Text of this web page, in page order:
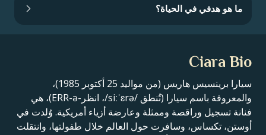
ما هو هدفي في الحياة؟
Ciara Bio
سيارا برينسيس هاريس (من مواليد 25 أكتوبر 1985)،
والمعروفة باسم سيارا (تُنطق /siːˈɛrə/، انظر-ERR-ə)، هي
فنانة تسجيل وراقصة وممثلة وعارضة أزياء أمريكية. وُلدت في
أوستن، تكساس، وسافرت حول العالم خلال طفولتها، وانتقلت